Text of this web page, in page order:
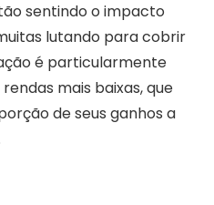
sentindo o impacto
lutando para cobrir
é particularmente
mais baixas, que
de seus ganhos a